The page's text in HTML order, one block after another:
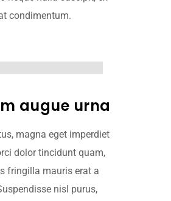
condimentum.
augue urna
magna eget imperdiet
dolor tincidunt quam,
fringilla mauris erat a
nisl purus,